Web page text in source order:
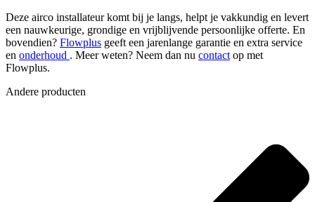
Deze airco installateur komt bij je langs, helpt je vakkundig en levert
een nauwkeurige, grondige en vrijblijvende persoonlijke offerte. En
bovendien? Flowplus geeft een jarenlange garantie en extra service
en onderhoud . Meer weten? Neem dan nu contact op met
Flowplus.
Andere producten